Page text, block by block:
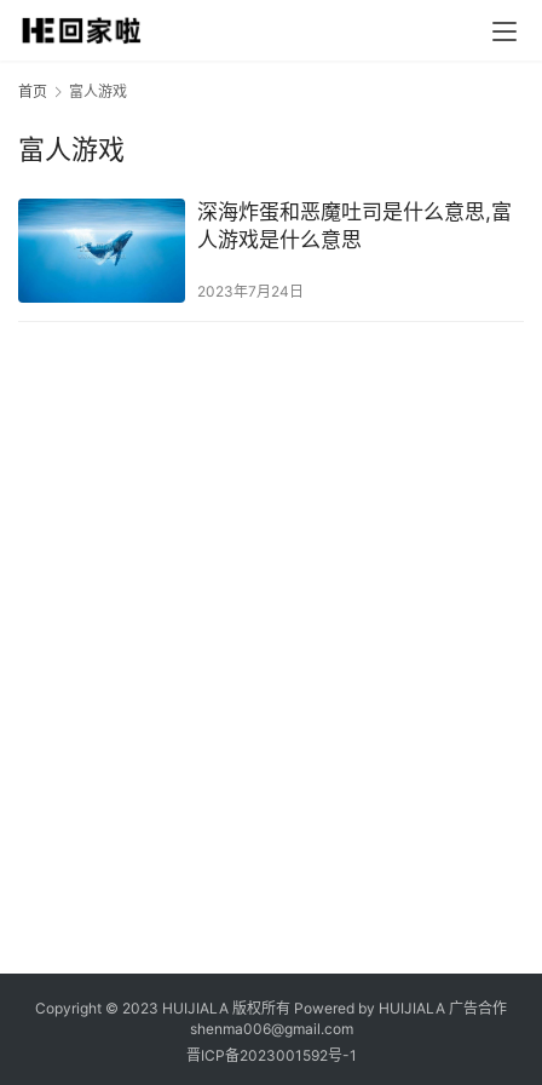
首页 富人游戏
富人游戏
深海炸蛋和恶魔吐司是什么意思,富
人游戏是什么意思
2023年7月24日
Copyright © 2023 HUIJIALA 版权所有 Powered by HUIJIALA 广告合作
shenma006@gmail.com
晋ICP备2023001592号-1